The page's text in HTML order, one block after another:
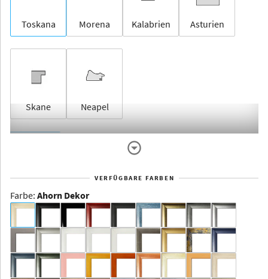
Toskana Morena Kalabrien Asturien
Skane Neapel
Dakota -
Rahmenloser
Aluminium
VERFÜGBARE FARBEN
Farbe: Ahorn Dekor